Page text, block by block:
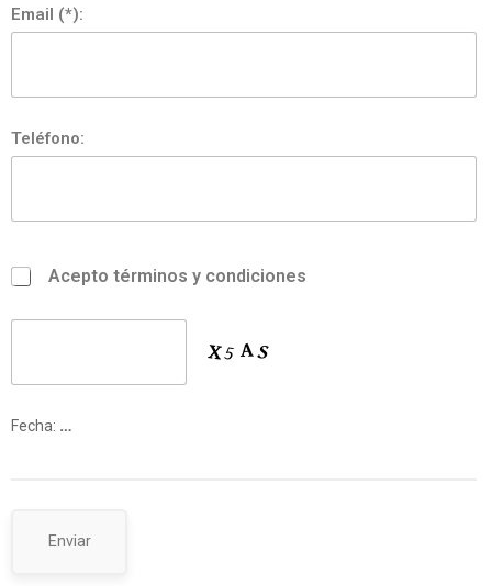
Email (*):
Teléfono:
Acepto términos y condiciones
Fecha: …